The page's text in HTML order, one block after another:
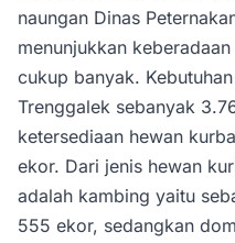
naungan Dinas
menunjukkan
cukup banyak.
Trenggalek sebanyak
ketersediaan hewan
ekor. Dari jenis hewan
adalah kambing yaitu
555 ekor, sedangkan